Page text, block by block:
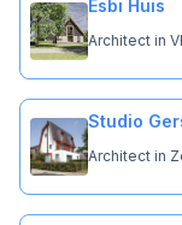
Esbi Huis
Architect in
Studio
Architect in